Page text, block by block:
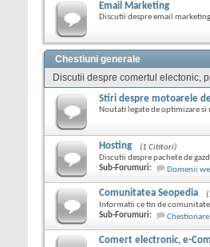
Email Marketing
Discutii despre email
Chestiuni generale
Discutii despre comertul electonic,
Stiri despre motoarele
Noutati legate de optimizare
Hosting
(1 Cititori)
Discutii despre pachete de
Sub-Forumuri:
Domenii
Comunitatea Seopedia
Informatii ce tin de
Sub-Forumuri:
Chestionare
Comert electronic, e-